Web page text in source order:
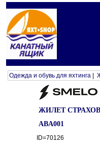
Одежда и обувь для яхтинга
ЖИЛЕТ
ABA001
ID=70126